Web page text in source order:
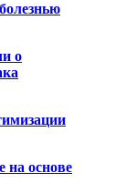
о
на основе